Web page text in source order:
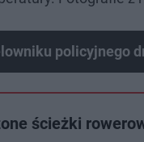
policyjnego
ścieżki